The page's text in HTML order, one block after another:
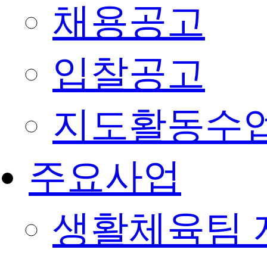
채용공고
입찰공고
지도활동수
주요사업
생활체육팀